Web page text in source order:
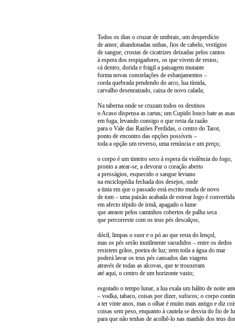
Todos os dias o cruzar de umbrais, um desperdício
de amor; abandonadas unhas, fios de cabelo, vestígios
de sangue, crostas de cicatrizes deixadas pelos cantos
à espera dos respigadores, os que vivem de restos;
cá dentro, dorida e frágil a paisagem mutante
forma novas constelações de esbanjamentos –
corda quebrada pendendo do arco, lua tímida,
carvalho desenraizado, caixa de novo calada;
Na taberna onde se cruzam todos os destinos
o Acaso dispensa as cartas; um Cupido louco bate as asas
em fuga, levando consigo o que resta da razão
para o Vale das Razões Perdidas, o centro do Tarot,
ponto de encontro das opções possíveis –
toda a opção um reverso, uma renúncia e um preço;
o corpo é um tinteiro seco à espera da violência do fogo,
pronto a atear-se, a devorar o coração aberto
a presságios, esquecido o sangue leviano
na enciclopédia fechada dos desejos, onde
a tinta em que o passado está escrito muda de novo
de tom – uma paixão acabada de estrear logo é convertida
em afecto tépido de irmã, apagado o lume
que ateaste pelos caminhos cobertos de palha seca
que percorreste com os teus pés descalços;
dócil, limpas o suor e o pó ao que resta do lençol,
mas os pés serão inutilmente sacudidos – entre os dedos
resistem grãos, poeira de luz; nem toda a água do mar
poderá lavar os teus pés cansados das viagens
através de todas as alcovas, que te trouxeram
até aqui, o centro de um horizonte vazio;
esgotado o tempo lunar, a lua exala um hálito de noite
– vodka, tabaco, coisas por dizer, sufocos; o corpo
a ter vinte anos, mas o olhar é muito mais antigo e diz
coisas sem peso, enquanto à cautela se desvia do fio de
para que não tenhas de acolhê-lo nas manhãs dos teus